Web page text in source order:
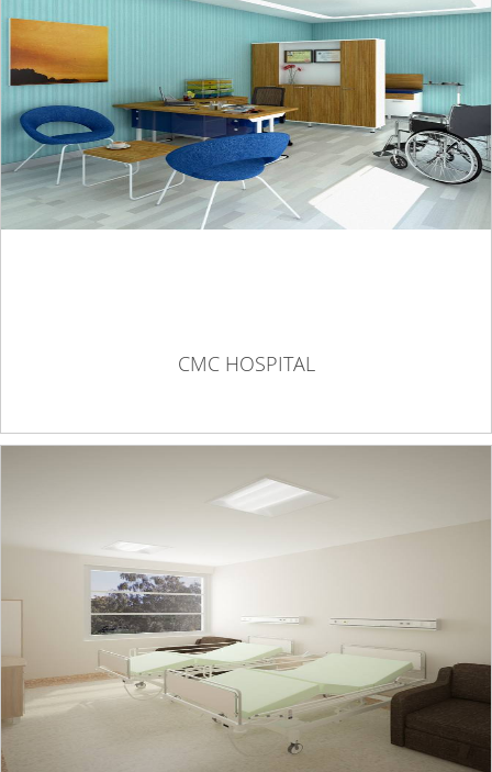
CMC HOSPITAL
CMC HOSPITAL
ÇORLU DEVLET HASTANESİ